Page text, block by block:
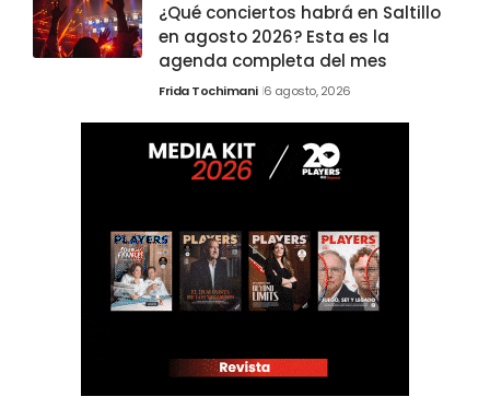
¿Qué conciertos habrá en Saltillo
en agosto 2026? Esta es la
agenda completa del mes
Frida Tochimani 6 agosto, 2026